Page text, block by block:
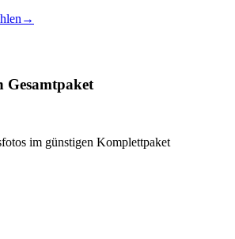
→
Gesamtpaket
im günstigen Komplettpaket